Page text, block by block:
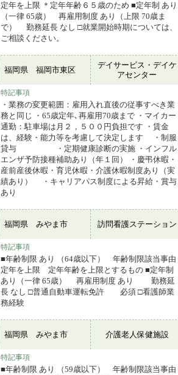
定年を上限 ＊定年年齢６５歳のため ■定年制 あり
（一律 65歳） 再雇用制度 あり（上限 70歳ま
で） 勤務延長 なし □就業開始時期については、
ご相談ください。
福岡県 福岡市東区
デイサービス・デイケ
アセンター
特記事項
・業務の変更範囲：雇用入れ直後の従事すべき業
務と同じ ・65歳定年､再雇用70歳まで ・マイカー
通勤：駐車場は月２，５００円負担です ・賃金
は、経験・能力等を考慮して決定します ・制服
貸与 ・定期健康診断の実施 ・インフル
エンザ予防接種補助あり（年１回） ・慶弔休暇・
産前産後休暇・育児休暇・介護休暇制度あり（実
績あり） ・キャリアパス制度による昇給・賞与
あり
福岡県 みやま市 訪問看護ステーション
特記事項
■年齢制限 あり （64歳以下） 年齢制限該当事由
定年を上限 定年年齢を上限とするもの ■定年制
あり（一律 65歳） 再雇用制度 あり 勤務延
長 なし □普通自動車運転免許 必須 □看護師業
務経験
福岡県 みやま市 介護老人保健施設
特記事項
■年齢制限 あり （59歳以下） 年齢制限該当事由